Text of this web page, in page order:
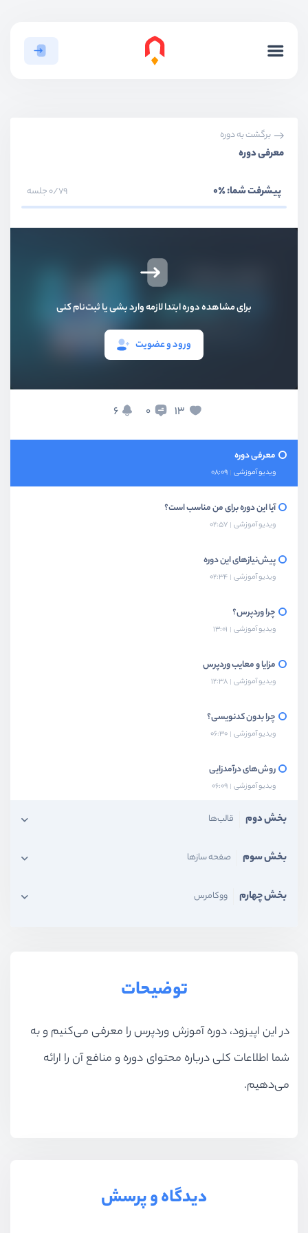
برگشت به دوره
معرفی دوره
پیشرفت شما:٪0 0/79 جلسه
برای مشاهده دوره ابتدا لازمه وارد بشی یا ثبت‌نام کنی
ورود و عضویت
13
0
6 مقدمه و معرفی
معرفی دوره
ویدیو آموزشی 08:09
آیا این دوره برای من مناسب است؟
ویدیو آموزشی 02:57
پیش‌نیازهای این دوره
ویدیو آموزشی 02:34
چرا وردپرس؟
ویدیو آموزشی 13:01
مزایا و معایب وردپرس
ویدیو آموزشی 12:38
چرا بدون کدنویسی؟
ویدیو آموزشی 06:30
روش‌های درآمدزایی
ویدیو آموزشی 06:09
بخش دوم قالب‌ها
بخش سوم صفحه ساز‌ها
بخش چهارم ووکامرس
بخش هشتم امنیت
بخش نهم
توضیحات
در این اپیزود، دوره آموزش وردپرس را معرفی می‌کنیم و به
شما اطلاعات کلی درباره محتوای دوره و منافع آن را ارائه
می‌دهیم.
دیدگاه و پرسش